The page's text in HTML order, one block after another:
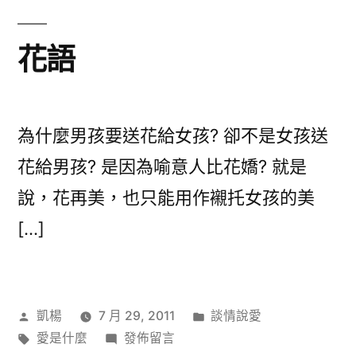
花語
為什麼男孩要送花給女孩? 卻不是女孩送
花給男孩? 是因為喻意人比花嬌? 就是
說，花再美，也只能用作襯托女孩的美
[…]
作
者:
凱楊 7 月 29, 2011
分
談情說愛
標
愛是什麼
在
發佈留言